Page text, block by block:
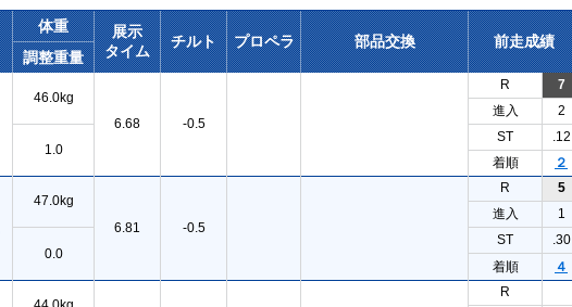
体重
展示
タイム
チルト プロペラ 部品交換
前走成績
調整重量
46.0kg
6.68
-0.5
R
7
進入
2
1.0
ST
.12
着順
２
47.0kg
6.81
-0.5
R
5
進入
1
0.0
ST
.30
着順
４
R